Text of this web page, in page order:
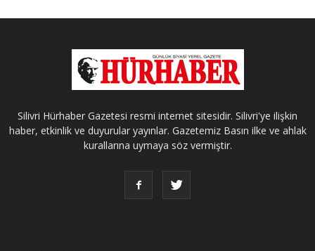
Silivri Hürhaber Gazetesi resmi internet sitesidir. Silivri'ye ilişkin
haber, etkinlik ve duyurular yayınlar. Gazetemiz Basın ilke ve ahlak
kurallarına uymaya söz vermiştir.